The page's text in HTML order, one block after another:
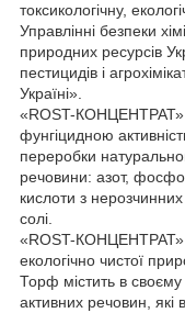
токсикологічну,
Управлінні безпеки
природних ресурсів
пестицидів і
Україні».
«ROST-КОНЦЕНТРАТ»
фунгіцидною
переробки
речовини: азот,
кислоти з
солі.
«ROST-КОНЦЕНТРАТ»
екологічно чистої
Торф містить в своєму
активних речовин, які